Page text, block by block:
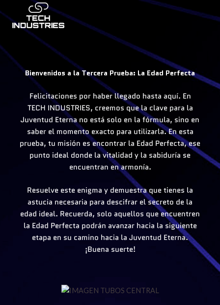
to
content
Bienvenidos a la Tercera Prueba: La Edad Perfecta
Felicitaciones por haber llegado hasta aquí. En
TECH INDUSTRIES, creemos que la clave para la
Juventud Eterna no está solo en la fórmula, sino en
saber el momento exacto para utilizarla. En esta
prueba, tu misión es encontrar la Edad Perfecta, ese
punto ideal donde la vitalidad y la sabiduría se
encuentran en armonía.
Resuelve este enigma y demuestra que tienes la
astucia necesaria para descifrar el secreto de la
edad ideal. Recuerda, solo aquellos que encuentren
la Edad Perfecta podrán avanzar hacia la siguiente
etapa en su camino hacia la Juventud Eterna.
¡Buena suerte!